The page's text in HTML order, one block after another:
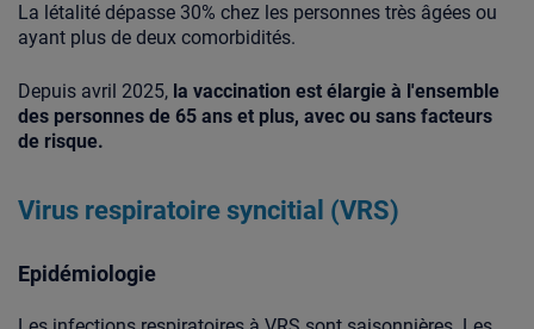
La létalité dépasse 30% chez les personnes très âgées ou
ayant plus de deux comorbidités.
Depuis avril 2025, la vaccination est élargie à l'ensemble
des personnes de 65 ans et plus, avec ou sans facteurs
de risque.
Virus respiratoire syncitial (VRS)
Epidémiologie